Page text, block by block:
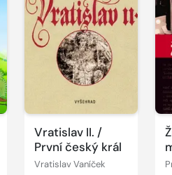
Vratislav II. /
První český král
Vratislav Vaníček